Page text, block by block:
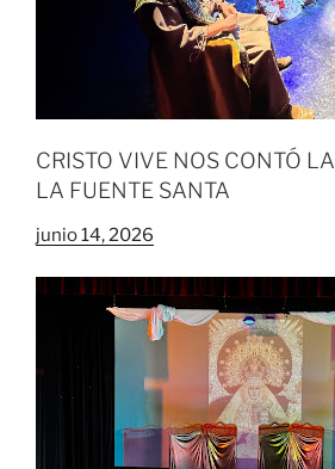
CRISTO VIVE NOS CONTÓ
LA FUENTE SANTA
junio 14, 2026